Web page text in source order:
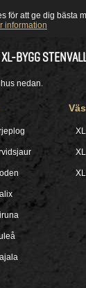
för att ge dig bästa
information
Hitta hit
Gemensamt
BYGG
nedan.